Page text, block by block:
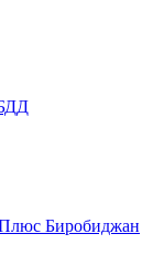
Биробиджан